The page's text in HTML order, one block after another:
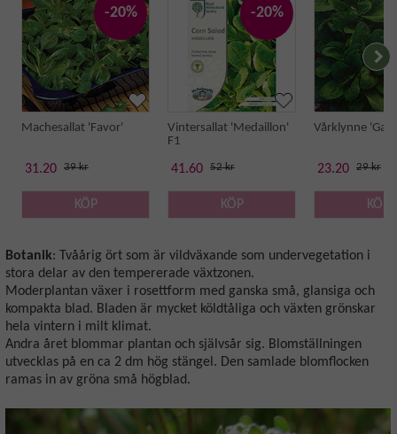
-20%
Machesallat 'Favor'
31.20 39 kr
KÖP
-20%
Vintersallat 'Medaillon'
F1
41.60 52 kr
KÖP
Vårklynne 'Gala'
23.20 29 kr
KÖP
Botanik: Tvåårig ört som är vildväxande som undervegetation i
stora delar av den tempererade växtzonen.
Moderplantan växer i rosettform med ganska små, glansiga och
kompakta blad. Bladen är mycket köldtåliga och växten grönskar
hela vintern i milt klimat.
Andra året blommar plantan och självsår sig. Blomställningen
utvecklas på en ca 2 dm hög stängel. Den samlade blomflocken
ramas in av gröna små högblad.